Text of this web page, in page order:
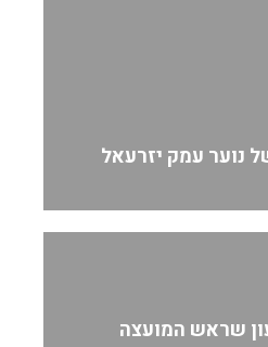
שראש המועצה